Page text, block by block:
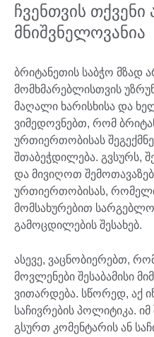
ჩვენთვის თქვენი
მნიშვნელოვანია
ბრიტანეთის საბჭო მზად
მომხმარებლისთვის
მაღალი ხარისხისა და
ვიმედოვნებთ, რომ
ურთიერთობისას
შთაბეჭდილება. გვსურს,
და მივიღოთ
ურთიერთობისას,
მომსახურებით
გამოცდილების შესახებ.
ასევე, ვაცნობიერებთ,
მოვლენები შესაბამისი
ვითარდება. სწორედ, აქ
საჩივრების პოლიტიკა. იმ
გსურთ კომენტარის ან